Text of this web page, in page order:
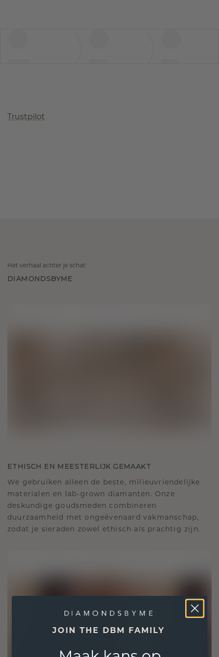
Trustpilot
Het verhaal achter je schat
DIAMONDSBYME
ETHISCH EN MEESTERLIJK GEMAAKT
We gebruiken alleen de beste, milieuvriendelijke
materialen en lab-grown diamanten. Onze
deskundige goudsmeden combineren
duurzaamheid met ongeëvenaard vakmanschap,
zodat je sieraden zowel ethisch als prachtig zijn.
JOIN THE DBM FAMILY